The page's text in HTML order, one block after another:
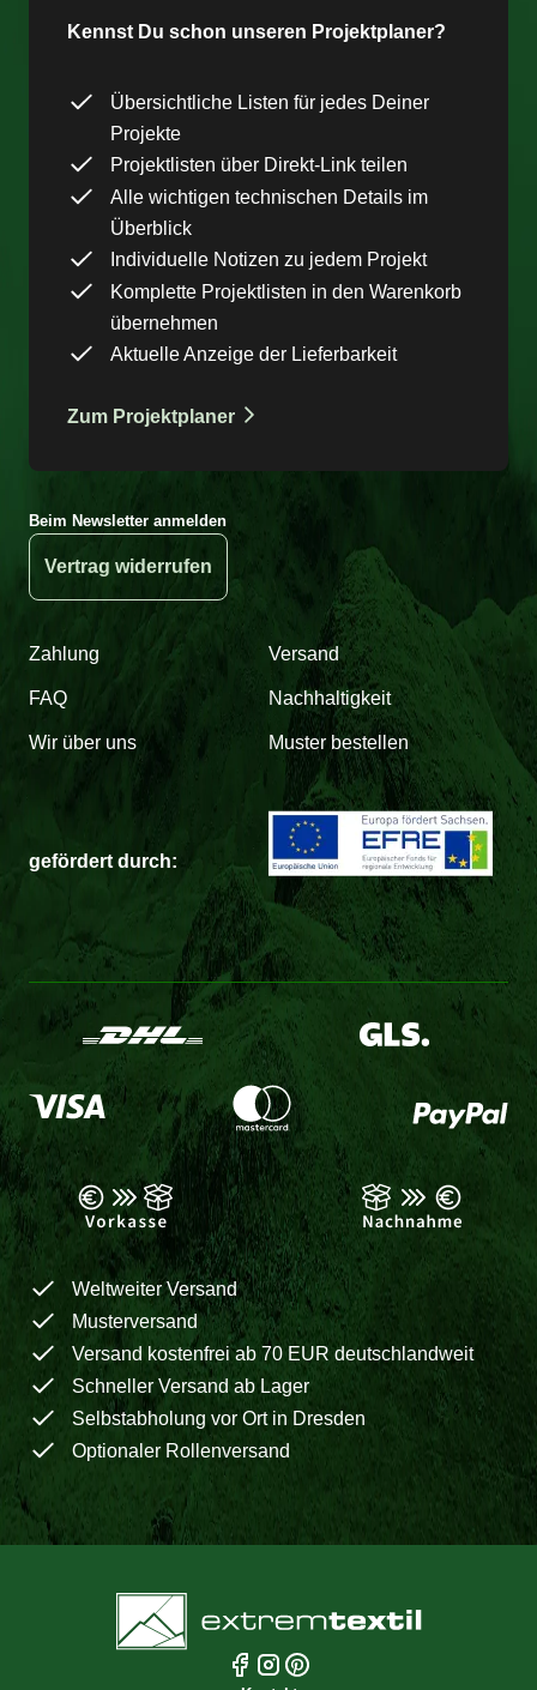
Kennst Du schon unseren Projektplaner?
Übersichtliche Listen für jedes Deiner
Projekte
Projektlisten über Direkt-Link teilen
Alle wichtigen technischen Details im
Überblick
Individuelle Notizen zu jedem Projekt
Komplette Projektlisten in den Warenkorb
übernehmen
Aktuelle Anzeige der Lieferbarkeit
Zum Projektplaner
Beim Newsletter anmelden
Vertrag widerrufen
Zahlung Versand
FAQ Nachhaltigkeit
Wir über uns Muster bestellen
gefördert durch:
Weltweiter Versand
Musterversand
Versand kostenfrei ab 70 EUR deutschlandweit
Schneller Versand ab Lager
Selbstabholung vor Ort in Dresden
Optionaler Rollenversand